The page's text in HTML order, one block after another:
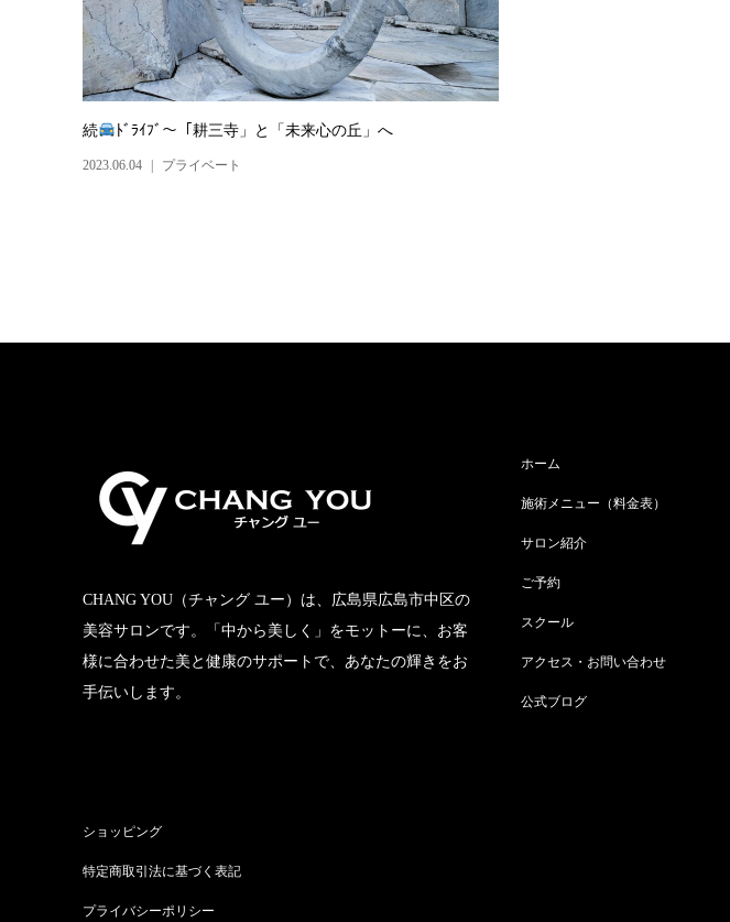
続 ﾄﾞﾗｲﾌﾞ〜「耕三寺」と「未来心の丘」へ
2023.06.04 プライベート
CHANG YOU（チャング ユー）は、広島県広島市中区の
美容サロンです。「中から美しく」をモットーに、お客
様に合わせた美と健康のサポートで、あなたの輝きをお
手伝いします。
ホーム
施術メニュー（料金表）
サロン紹介
ご予約
スクール
アクセス・お問い合わせ
公式ブログ
ショッピング
特定商取引法に基づく表記
プライバシーポリシー